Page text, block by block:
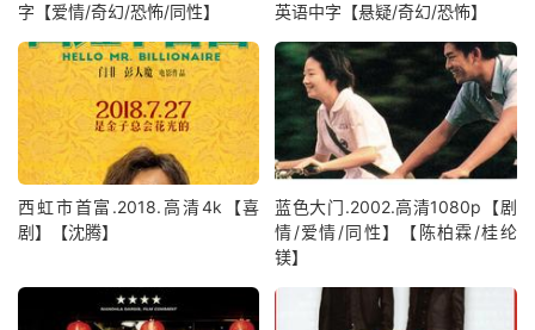
字【爱情/奇幻/恐怖/同性】
英语中字【悬疑/奇幻/恐怖】
西虹市首富.2018.高清4k【喜
剧】【沈腾】
蓝色大门.2002.高清1080p【剧
情/爱情/同性】【陈柏霖/桂纶
镁】